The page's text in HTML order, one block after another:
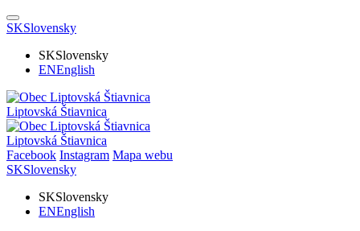
SKSlovensky
SKSlovensky
ENEnglish
Liptovská Štiavnica
Liptovská Štiavnica
Facebook Instagram Mapa webu
SKSlovensky
SKSlovensky
ENEnglish